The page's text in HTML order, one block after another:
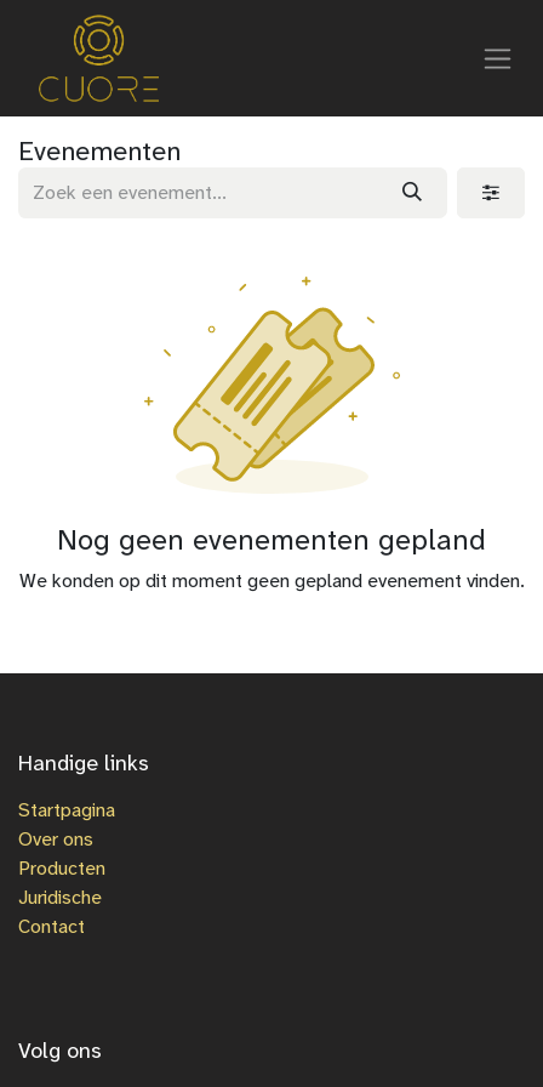
Evenementen
Nog geen evenementen gepland
We konden op dit moment geen gepland evenement vinden.
Handige links
Startpagina
Over ons
Producten
Juridische
Contact
Volg ons